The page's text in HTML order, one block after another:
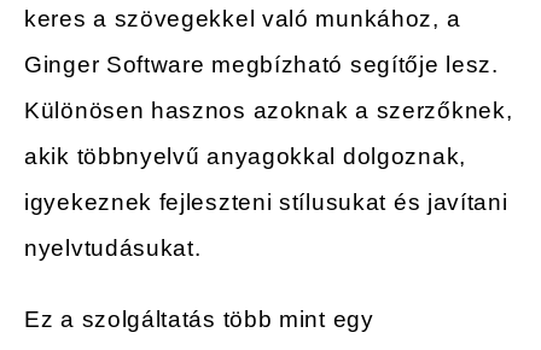
keres a szövegekkel való munkához, a
Ginger Software megbízható segítője lesz.
Különösen hasznos azoknak a szerzőknek,
akik többnyelvű anyagokkal dolgoznak,
igyekeznek fejleszteni stílusukat és javítani
nyelvtudásukat.
Ez a szolgáltatás több mint egy